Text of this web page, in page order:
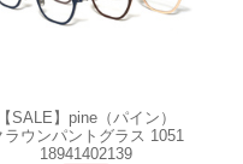
【SALE】 pine（パイン）
ラウンパントグラス 1051
18941402139